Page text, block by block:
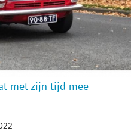
met zijn tijd mee